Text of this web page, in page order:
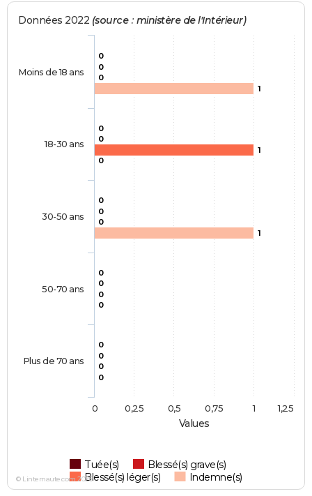
Values
Données 2022 (source : ministère de l'Intérieur)
0
0
0
0
0
0
0
0
0
0
0
1
0
0
0
1
0
1
0
0
Tuée(s)
Blessé(s) grave(s)
Blessé(s) léger(s)
Indemne(s)
Moins de 18 ans
18-30 ans
30-50 ans
50-70 ans
Plus de 70 ans
0 1
0,25 0,5 0,75 1,25
© Linternaute.com 2026